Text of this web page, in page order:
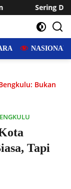
Desa Sukaraja
NASIONAL
Bukan
Tapi